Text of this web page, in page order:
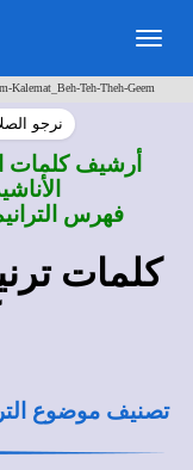
Kalemat_Beh-Teh-Theh-Geem
نرجو
أرشيف كلمات
فهرس
كلمات
تصنيف موضوع